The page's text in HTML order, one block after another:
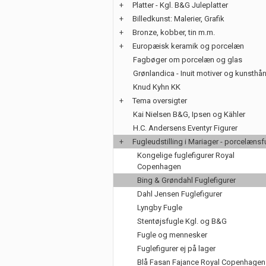
+
Platter - Kgl. B&G Juleplatter
+
Billedkunst: Malerier, Grafik
+
Bronze, kobber, tin m.m.
+
Europæisk keramik og porcelæn
Fagbøger om porcelæn og glas
Grønlandica - Inuit motiver og
Knud Kyhn KK
+
Tema oversigter
Kai Nielsen B&G, Ipsen og Kähler
H.C. Andersens Eventyr Figurer
+
Fugleudstilling i Mariager -
Kongelige fuglefigurer Royal
Copenhagen
Bing & Grøndahl Fuglefigurer
Dahl Jensen Fuglefigurer
Lyngby Fugle
Stentøjsfugle Kgl. og B&G
Fugle og mennesker
Fuglefigurer ej på lager
Blå Fasan Fajance Royal Copenhagen